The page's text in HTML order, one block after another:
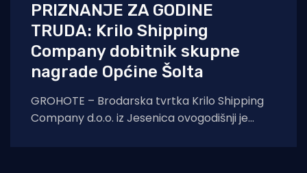
PRIZNANJE ZA GODINE
TRUDA: Krilo Shipping
Company dobitnik skupne
nagrade Općine Šolta
GROHOTE – Brodarska tvrtka Krilo Shipping
Company d.o.o. iz Jesenica ovogodišnji je